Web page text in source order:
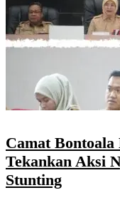
Camat
Tekankan Aksi
Stunting